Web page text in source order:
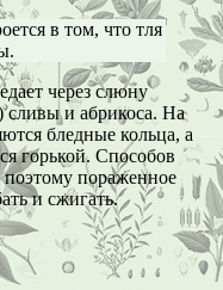
в том, что тля
через слюну
сливы и абрикоса. На
бледные кольца, а
горькой. Способов
поэтому пораженное
и сжигать.